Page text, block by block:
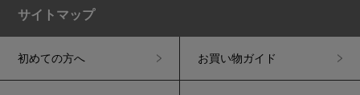
サイトマップ
初めての方へ お買い物ガイド